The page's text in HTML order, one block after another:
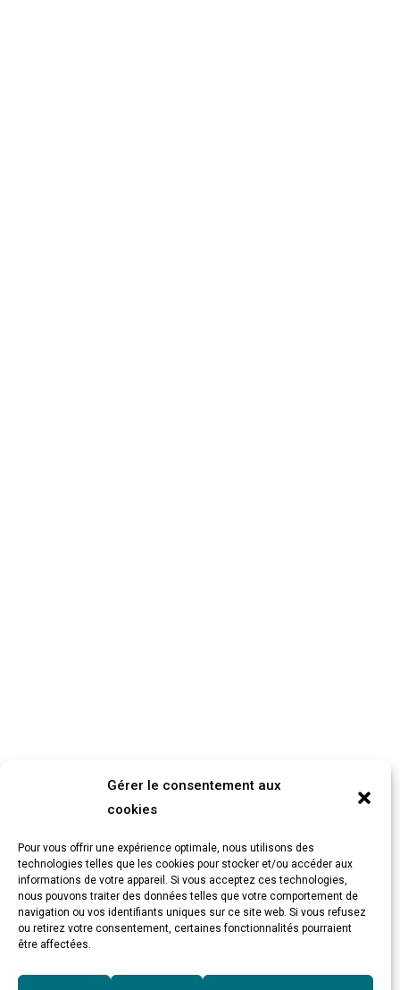
Gérer le consentement aux
cookies
Pour vous offrir une expérience optimale, nous utilisons des
technologies telles que les cookies pour stocker et/ou accéder aux
informations de votre appareil. Si vous acceptez ces technologies,
nous pouvons traiter des données telles que votre comportement de
navigation ou vos identifiants uniques sur ce site web. Si vous refusez
ou retirez votre consentement, certaines fonctionnalités pourraient
être affectées.